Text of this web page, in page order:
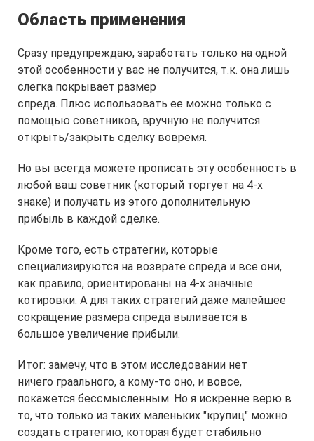
Область применения
Сразу предупреждаю, заработать только на одной
этой особенности у вас не получится, т.к. она лишь
слегка покрывает размер
спреда. Плюс использовать ее можно только с
помощью советников, вручную не получится
открыть/закрыть сделку вовремя.
Но вы всегда можете прописать эту особенность в
любой ваш советник (который торгует на 4-х
знаке) и получать из этого дополнительную
прибыль в каждой сделке.
Кроме того, есть стратегии, которые
специализируются на возврате спреда и все они,
как правило, ориентированы на 4-х значные
котировки. А для таких стратегий даже малейшее
сокращение размера спреда выливается в
большое увеличение прибыли.
Итог: замечу, что в этом исследовании нет
ничего граального, а кому-то оно, и вовсе,
покажется бессмысленным. Но я искренне верю в
то, что только из таких маленьких "крупиц" можно
создать стратегию, которая будет стабильно